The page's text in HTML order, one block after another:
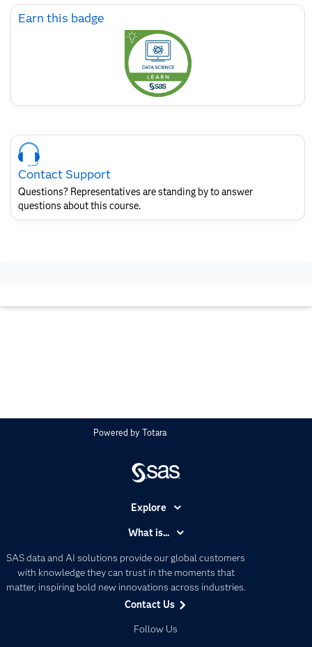
Skip
EarnEarn this badge
Skip
Course
Contact
SAS
Layout
Contact Support
Questions? Representatives are standing by to answer
questions about this course.
Powered byTotara
SAS data and AI solutions provide our global customers
with knowledge they can trust in the moments that
matter, inspiring bold new innovations across industries.
Contact Us
Follow Us
Explore
Certification
Communities
Company
Data Management
What is...
Artificial Intelligence
Data Management
Data Science
Generative AI